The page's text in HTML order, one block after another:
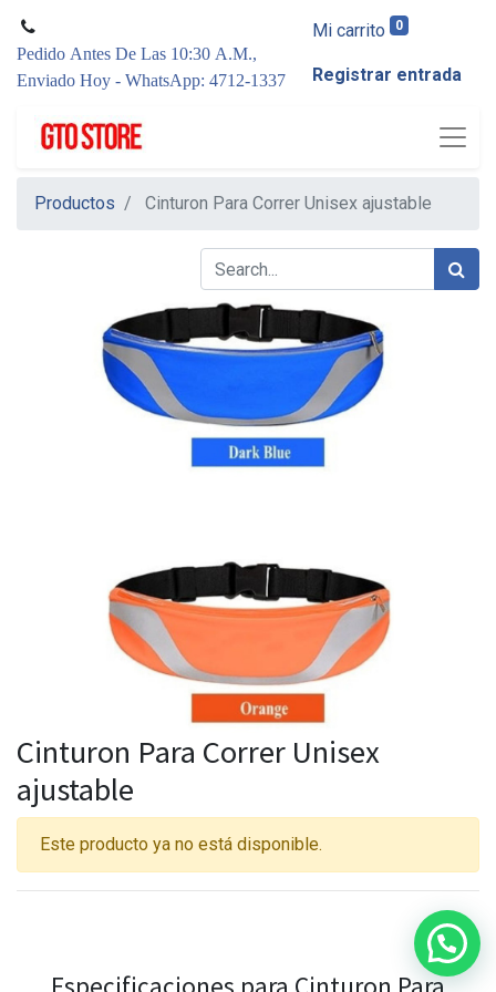
Pedido Antes De Las 10:30 A.M.,
Enviado Hoy - WhatsApp: 4712-1337
Mi carrito 0
Registrar entrada
Productos Cinturon Para Correr Unisex ajustable
Cinturon Para Correr Unisex
ajustable
Este producto ya no está disponible.